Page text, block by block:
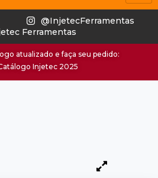
@InjetecFerramentas
Ferramentas
atualizado e faça seu pedido:
Injetec 2025